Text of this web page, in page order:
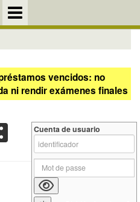
vencidos: no
ni rendir exámenes finales
Cuenta de usuario